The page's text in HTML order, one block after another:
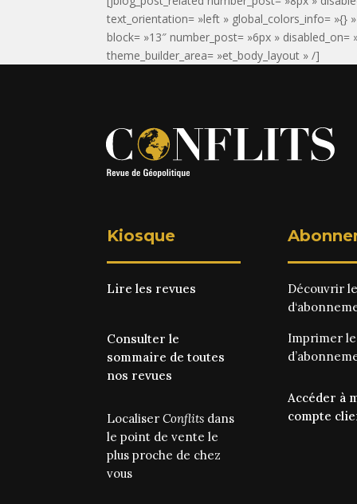
text_orientation= »left » global_colors_info= »{}
block= »13″ number_post= »6px »
theme_builder_area= »et_body_layout » /]
Kiosque
Lire les revues
Consulter le
sommaire de toutes
nos revues
LocaliserConflits dans
le point de vente le
plus proche de chez
vous
Découvrir
Imprimer
Accéder à
compte